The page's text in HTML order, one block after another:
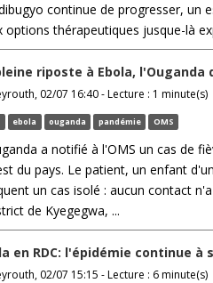
continue de progresser, un
options thérapeutiques jusque-là
riposte à Ebola,
02/07 16:40 - Lecture : 1 minute(s)
ebola ouganda pandémie OMS
a notifié à l'OMS un cas de
du pays. Le patient, un enfant
un cas isolé : aucun contact
de Kyegegwa, ...
en RDC: l'épidémie continue
02/07 15:15 - Lecture : 6 minute(s)